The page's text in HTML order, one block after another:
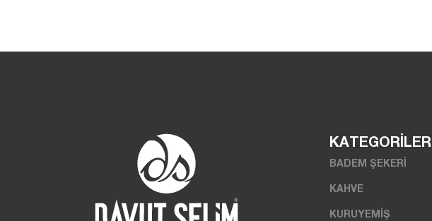
KATEGORİLER
BADEM ŞEKERİ
KAHVE
KURUYEMİŞ